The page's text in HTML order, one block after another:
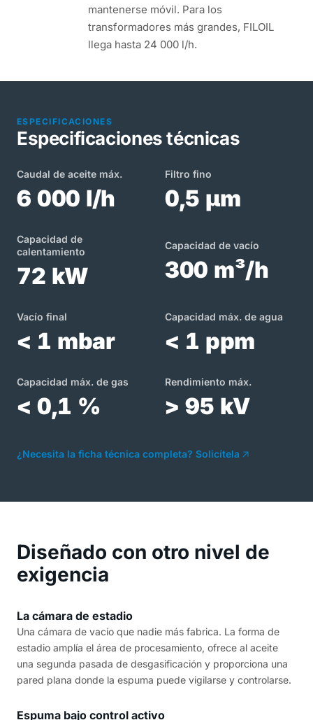
mantenerse móvil. Para los
transformadores más grandes, FILOIL
llega hasta 24 000 l/h.
ESPECIFICACIONES
Especificaciones técnicas
Caudal de aceite máx.
6 000 l/h
Filtro fino
0,5 µm
Capacidad de
calentamiento
72 kW
Capacidad de vacío
300 m³/h
Vacío final
< 1 mbar
Capacidad máx. de agua
< 1 ppm
Capacidad máx. de gas
< 0,1 %
Rendimiento máx.
> 95 kV
¿Necesita la ficha técnica completa? Solicítela
Diseñado con otro nivel de
exigencia
La cámara de estadio
Una cámara de vacío que nadie más fabrica. La forma de
estadio amplía el área de procesamiento, ofrece al aceite
una segunda pasada de desgasificación y proporciona una
pared plana donde la espuma puede vigilarse y controlarse.
Espuma bajo control activo